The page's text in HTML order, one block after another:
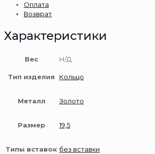
пробыОплата
Возврат
Характеристики
Вес Н/Д
Тип изделия Кольцо
Металл Золото
Размер 19,5
Типы вставок без вставки